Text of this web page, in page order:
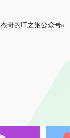
杰哥的IT之旅公众号